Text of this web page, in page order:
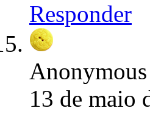
Responder
Anonymous
13 de maio